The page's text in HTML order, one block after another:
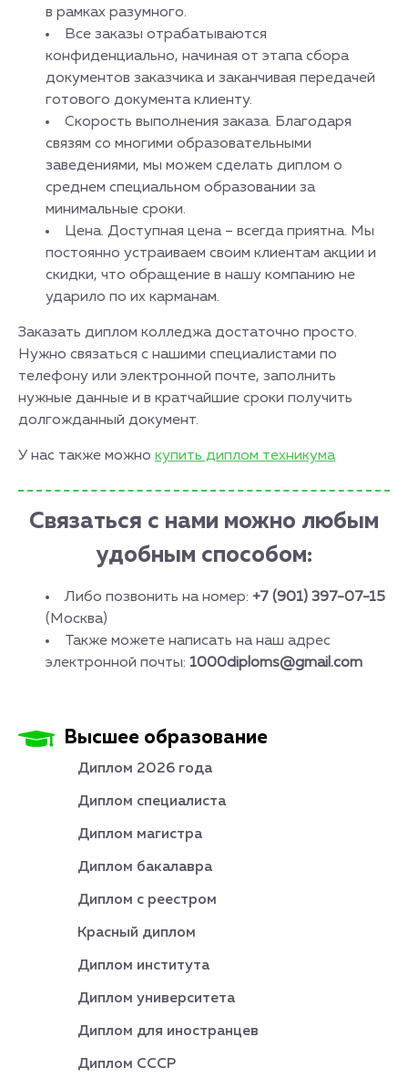
в рамках разумного.
Все заказы отрабатываются
конфиденциально, начиная от этапа сбора
документов заказчика и заканчивая передачей
готового документа клиенту.
Скорость выполнения заказа. Благодаря
связям со многими образовательными
заведениями, мы можем сделать диплом о
среднем специальном образовании за
минимальные сроки.
Цена. Доступная цена – всегда приятна. Мы
постоянно устраиваем своим клиентам акции и
скидки, что обращение в нашу компанию не
ударило по их карманам.
Заказать диплом колледжа достаточно просто.
Нужно связаться с нашими специалистами по
телефону или электронной почте, заполнить
нужные данные и в кратчайшие сроки получить
долгожданный документ.
У нас также можно купить диплом техникума
Связаться с нами можно любым
удобным способом:
Либо позвонить на номер: +7 (901) 397-07-15
(Москва)
Также можете написать на наш адрес
электронной почты: 1000diploms@gmail.com
Высшее образование
Диплом 2026 года
Диплом специалиста
Диплом магистра
Диплом бакалавра
Диплом с реестром
Красный диплом
Диплом института
Диплом университета
Диплом для иностранцев
Диплом СССР